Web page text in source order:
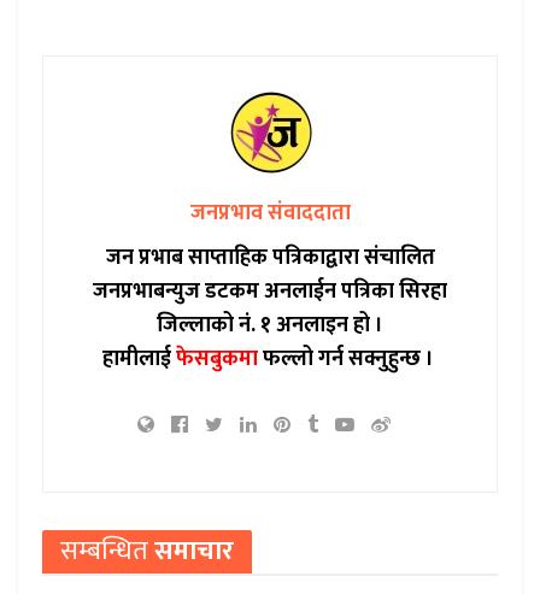
जनप्रभाव संवाददाता
जन प्रभाब साप्ताहिक पत्रिकाद्वारा संचालित
जनप्रभाबन्युज डटकम अनलाईन पत्रिका सिरहा
जिल्लाको नं. १ अनलाइन हो ।
हामीलाईफेसबुकमाफल्लो गर्न सक्नुहुन्छ ।
सम्बन्धितसमाचार